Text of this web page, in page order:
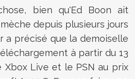
bien qu'Ed Boon ait
depuis plusieurs jours
a précisé que la demoiselle
à partir du 13
Xbox Live et le PSN au prix